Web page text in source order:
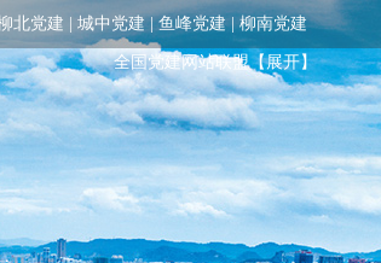
北党建 城中党建 | 鱼峰党建 | 柳南党建
全国党建网站联盟【展开】